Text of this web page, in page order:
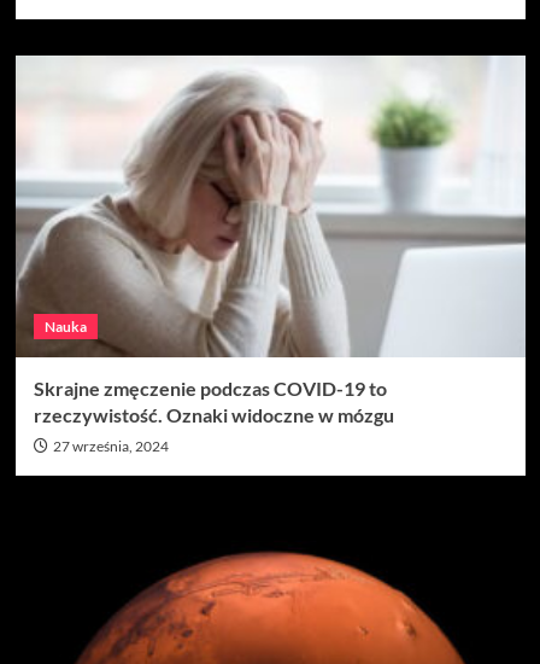
Nauka
Skrajne zmęczenie podczas COVID-19 to
rzeczywistość. Oznaki widoczne w mózgu
27 września, 2024